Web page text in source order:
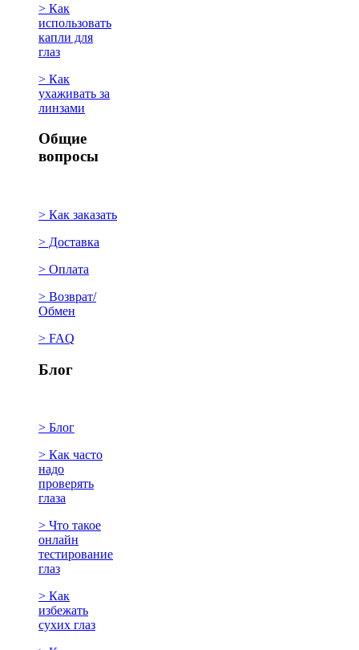
> Как
использовать
капли для
глаз
> Как
ухаживать за
линзами
Общие
вопросы
> Как заказать
> Доставка
> Оплата
> Возврат/
Обмен
> FAQ
Блог
> Блог
> Как часто
надо
проверять
глаза
> Что такое
онлайн
тестирование
глаз
> Как
избежать
сухих глаз